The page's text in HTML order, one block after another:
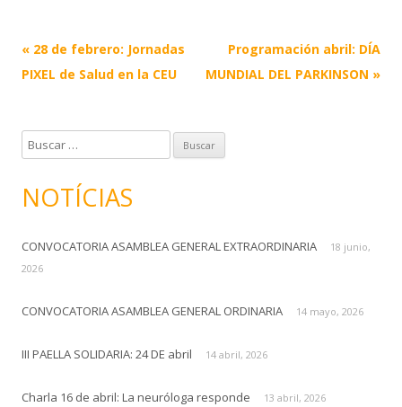
Post
navigation
« 28 de febrero: Jornadas
PIXEL de Salud en la CEU
Programación abril: DÍA
MUNDIAL DEL PARKINSON »
u
c
r
:
NOTÍCIAS
CONVOCATORIA ASAMBLEA GENERAL EXTRAORDINARIA
18 junio,
2026
CONVOCATORIA ASAMBLEA GENERAL ORDINARIA 14 mayo, 2026
III PAELLA SOLIDARIA: 24 DE abril 14 abril, 2026
Charla 16 de abril: La neuróloga responde 13 abril, 2026